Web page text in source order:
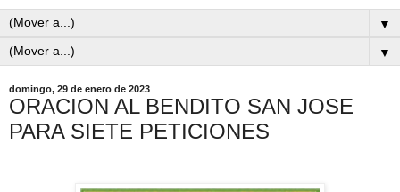
▼
▼
domingo, 29 de enero de 2023
ORACION AL BENDITO SAN JOSE
PARA SIETE PETICIONES